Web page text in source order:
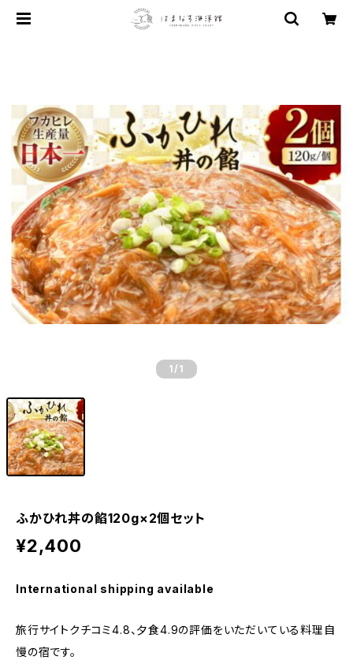
1 /1
ふかひれ丼の餡120g×2個セット
¥2,400
International shipping available
旅行サイトクチコミ4.8、夕食4.9の評価をいただいている料理自
慢の宿です。